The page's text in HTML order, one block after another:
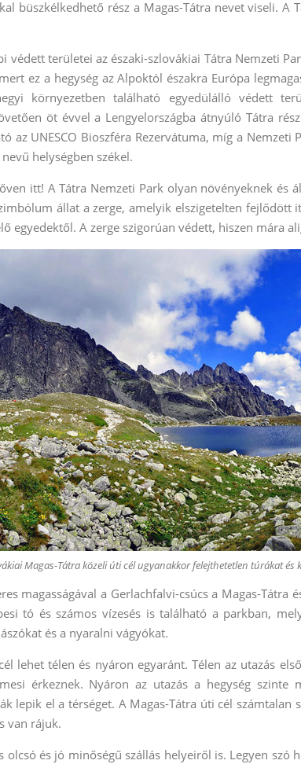
büszkélkedhető rész a Magas-Tátra nevet viseli. A
védett területei az északi-szlovákiai Tátra Nemzeti
ez a hegység az Alpoktól északra Európa
környezetben található egyedülálló védett
öt évvel a Lengyelországba átnyúló Tátra
az UNESCO Bioszféra Rezervátuma, míg a Nemzeti
helységben székel.
itt! A Tátra Nemzeti Park olyan növényeknek és
állat a zerge, amelyik elszigetelten fejlődött
egyedektől. A zerge szigorúan védett, hiszen mára
Magas-Tátra közeli úti cél ugyanakkor felejthetetlen túrákat és
magasságával a Gerlachfalvi-csúcs a Magas-Tátra
tó és számos vízesés is található a parkban,
és a nyaralni vágyókat.
lehet télen és nyáron egyaránt. Télen az utazás
érkeznek. Nyáron az utazás a hegység szinte
lepik el a térséget. A Magas-Tátra úti cél számtalan
van rájuk.
olcsó és jó minőségű szállás helyeiről is. Legyen szó